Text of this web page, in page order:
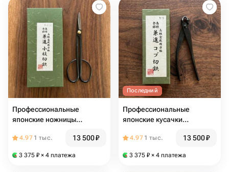
Профессиональные
японские ножницы
4.97 1 тыс. 13 500₽
3 375 ₽ × 4 платежа
Последний
Профессиональные
японские кусачки
4.97 1 тыс. 13 500₽
3 375 ₽ × 4 платежа